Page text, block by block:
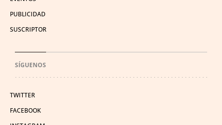
PUBLICIDAD
SUSCRIPTOR
SÍGUENOS
TWITTER
FACEBOOK